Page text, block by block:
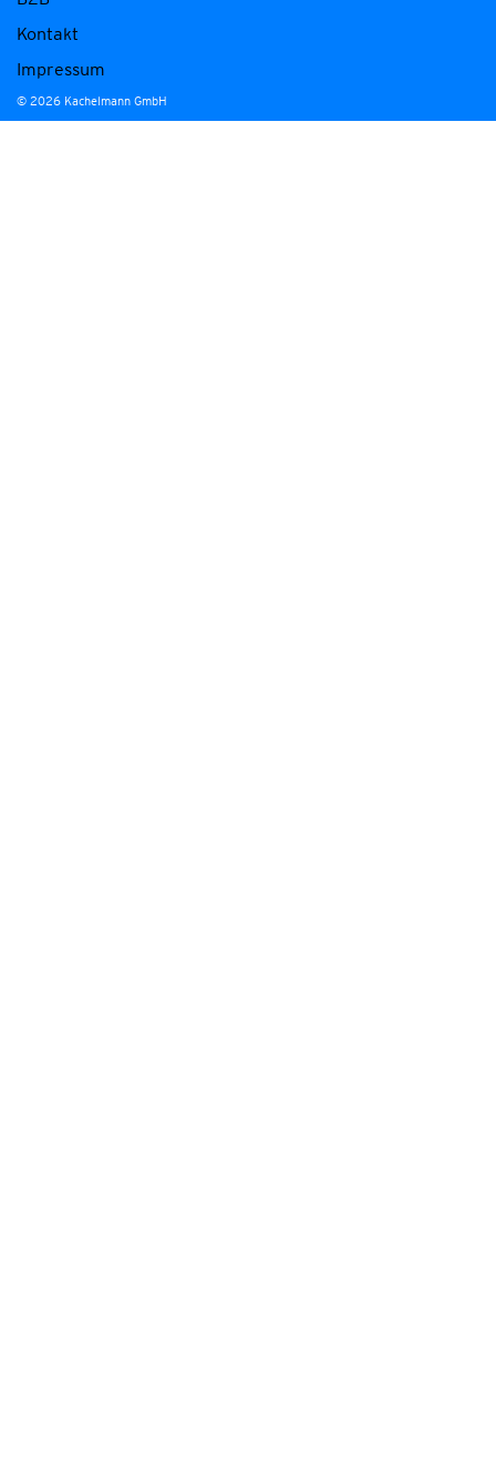
Kontakt
Impressum
© 2026 Kachelmann GmbH